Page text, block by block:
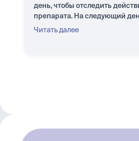
день, чтобы отследить
препарата. На следующий
Читать далее